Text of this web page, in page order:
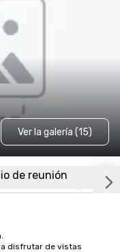
Ver la galería (15)
de reunión
disfrutar de vistas